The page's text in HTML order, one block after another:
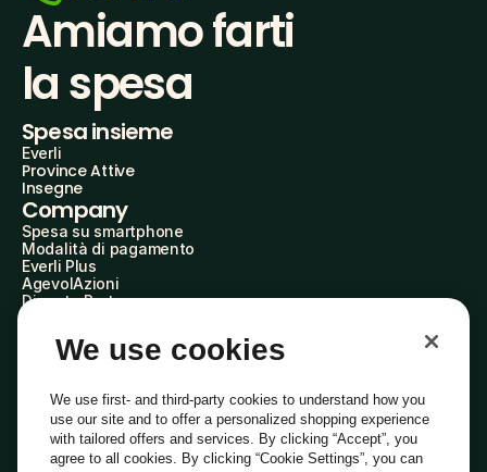
Amiamo farti
la spesa
Spesa insieme
Everli
Province Attive
Insegne
Company
Spesa su smartphone
Modalità di pagamento
Everli Plus
AgevolAzioni
Diventa Partner
Everli Shoppers
About Us
Everli News
Domande frequenti
Lavora con noi
Diventa Shopper
Investitori
We use cookies
We use first- and third-party cookies to understand how you
use our site and to offer a personalized shopping experience
with tailored offers and services. By clicking “Accept”, you
agree to all cookies. By clicking “Cookie Settings”, you can